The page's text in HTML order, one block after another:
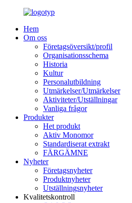
Hem
Om oss
Företagsöversikt/profil
Organisationsschema
Historia
Kultur
Personalutbildning
Utmärkelser/Utmärkelser
Aktiviteter/Utställningar
Vanliga frågor
Produkter
Het produkt
Aktiv Monomor
Standardiserat extrakt
FÄRGÄMNE
Nyheter
Företagsnyheter
Produktnyheter
Utställningsnyheter
Kvalitetskontroll